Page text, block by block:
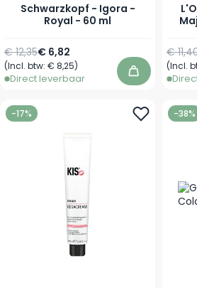
Schwarzkopf - Igora -
Royal - 60 ml
Vanaf
€ 6,82
Normale prijs
€ 12,35
(Incl. btw: € 8,25)
Direct leverbaar In
€
(Incl.
-17% -38%